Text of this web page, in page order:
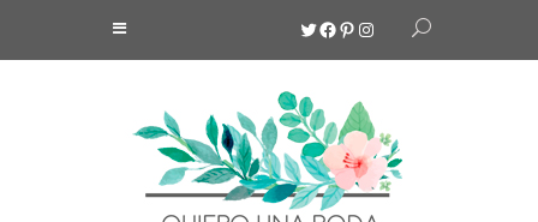
Twitter
Facebook
Pinterest
Instagram